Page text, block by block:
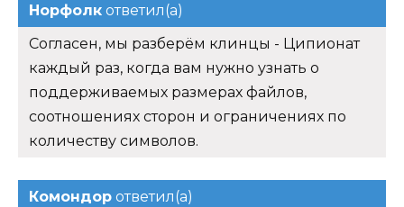
Норфолк ответил(а)
Согласен, мы разберём клинцы - Ципионат
каждый раз, когда вам нужно узнать о
поддерживаемых размерах файлов,
соотношениях сторон и ограничениях по
количеству символов.
Комондор ответил(а)